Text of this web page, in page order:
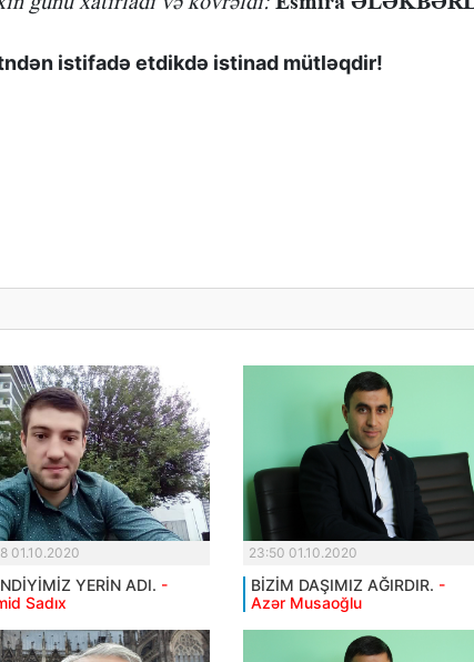
istifadə etdikdə istinad mütləqdir!
01.10.2020
YERİN ADI. -
Sadıx
23:50 01.10.2020
BİZİM DAŞIMIZ AĞIRDIR. -
Azər Musaoğlu